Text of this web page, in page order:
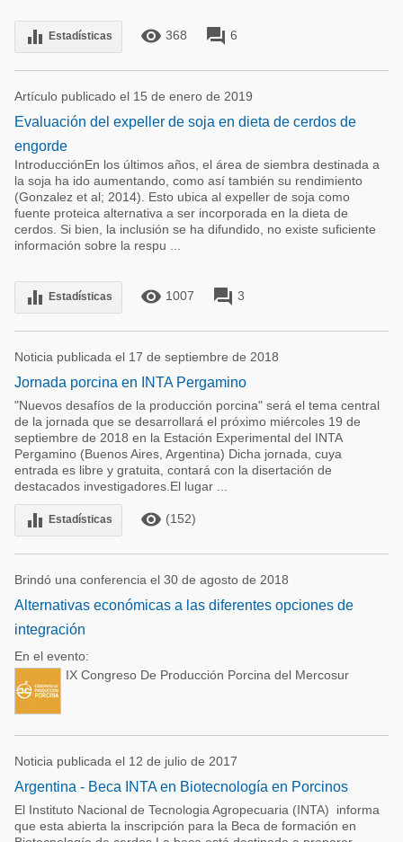
equalizer Estadísticas remove_red_eye 368 forum 6
Artículo publicado el 15 de enero de 2019
Evaluación del expeller de soja en dieta de cerdos de
engorde
IntroducciónEn los últimos años, el área de siembra destinada a
la soja ha ido aumentando, como así también su rendimiento
(Gonzalez et al; 2014). Esto ubica al expeller de soja como
fuente proteica alternativa a ser incorporada en la dieta de
cerdos. Si bien, la inclusión se ha difundido, no existe suficiente
información sobre la respu ...
equalizer Estadísticas remove_red_eye 1007 forum 3
Noticia publicada el 17 de septiembre de 2018
Jornada porcina en INTA Pergamino
"Nuevos desafíos de la producción porcina" será el tema central
de la jornada que se desarrollará el próximo miércoles 19 de
septiembre de 2018 en la Estación Experimental del INTA
Pergamino (Buenos Aires, Argentina) Dicha jornada, cuya
entrada es libre y gratuita, contará con la disertación de
destacados investigadores.El lugar ...
equalizer Estadísticas remove_red_eye (152)
Brindó una conferencia el 30 de agosto de 2018
Alternativas económicas a las diferentes opciones de
integración
En el evento:
IX Congreso De Producción Porcina del Mercosur
Noticia publicada el 12 de julio de 2017
Argentina - Beca INTA en Biotecnología en Porcinos
El Instituto Nacional de Tecnologia Agropecuaria (INTA) informa
que esta abierta la inscripción para la Beca de formación en